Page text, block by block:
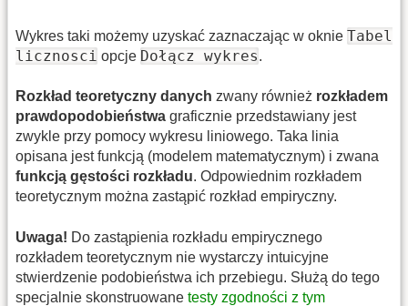
Wykres taki możemy uzyskać zaznaczając w oknie Tabel
licznosci opcje Dołącz wykres.
Rozkład teoretyczny danych zwany również rozkładem
prawdopodobieństwa graficznie przedstawiany jest
zwykle przy pomocy wykresu liniowego. Taka linia
opisana jest funkcją (modelem matematycznym) i zwana
funkcją gęstości rozkładu. Odpowiednim rozkładem
teoretycznym można zastąpić rozkład empiryczny.
Uwaga! Do zastąpienia rozkładu empirycznego
rozkładem teoretycznym nie wystarczy intuicyjne
stwierdzenie podobieństwa ich przebiegu. Służą do tego
specjalnie skonstruowane testy zgodności z tym